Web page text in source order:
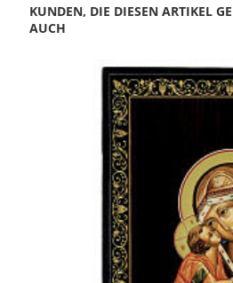
KUNDEN, DIE DIESEN ARTIKEL
AUCH